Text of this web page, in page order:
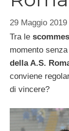
29 Maggio 2019
Tra le
momento
della A.S.
conviene
di vincere?